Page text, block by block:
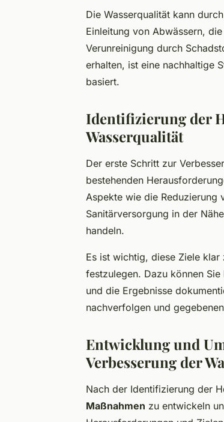
Die Wasserqualität kann
Einleitung von Abwässern,
Verunreinigung durch
erhalten, ist eine nachhaltige
basiert.
Identifizierung der
Wasserqualität
Der erste Schritt zur
bestehenden
Aspekte wie die Reduzierung
Sanitärversorgung in der
handeln.
Es ist wichtig, diese Ziele
festzulegen. Dazu können
und die Ergebnisse
nachverfolgen und
Entwicklung und
Verbesserung der
Nach der Identifizierung der
Maßnahmen zu entwickeln